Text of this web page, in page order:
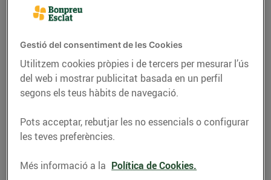
RECEPTES
Gestió del consentiment de les Cookies
Utilitzem cookies pròpies i de tercers per mesurar l’ús
del web i mostrar publicitat basada en un perfil
segons els teus hàbits de navegació.
Pots acceptar, rebutjar les no essencials o configurar
les teves preferències.
Més informació a la Política de Cookies.